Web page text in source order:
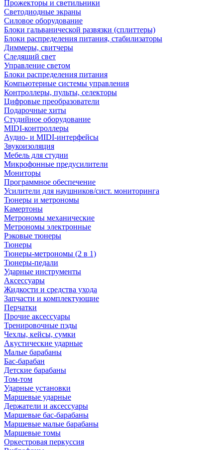
Прожекторы и светильники
Светодиодные экраны
Силовое оборудование
Блоки гальванической развязки (сплиттеры)
Блоки распределения питания, стабилизаторы
Диммеры, свитчеры
Следящий свет
Управление светом
Блоки распределения питания
Компьютерные системы управления
Контроллеры, пульты, селекторы
Цифровые преобразователи
Подарочные хиты
Студийное оборудование
MIDI-контроллеры
Аудио- и MIDI-интерфейсы
Звукоизоляция
Мебель для студии
Микрофонные предусилители
Мониторы
Программное обеспечение
Усилители для наушников/сист. мониторинга
Тюнеры и метрономы
Камертоны
Метрономы механические
Метрономы электронные
Рэковые тюнеры
Тюнеры
Тюнеры-метрономы (2 в 1)
Тюнеры-педали
Ударные инструменты
Аксессуары
Жидкости и средства ухода
Запчасти и комплектующие
Перчатки
Прочие аксессуары
Тренировочные пэды
Чехлы, кейсы, сумки
Акустические ударные
Mалые барабаны
Бас-барабан
Детские барабаны
Том-том
Ударные установки
Маршевые ударные
Держатели и аксессуары
Маршевые бас-барабаны
Маршевые малые барабаны
Маршевые томы
Оркестровая перкуссия